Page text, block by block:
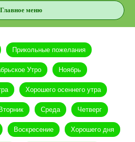
Главное меню
Прикольные пожелания
Утро Ноябрь
Хорошего осеннего утра
Вторник Среда Четверг
Воскресение Хорошего дня